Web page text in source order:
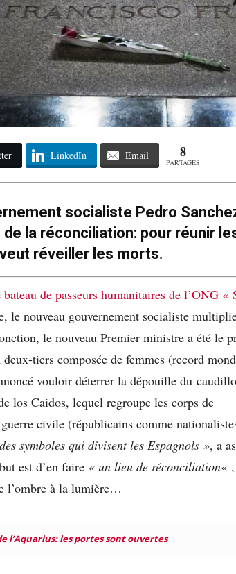
LinkedIn Email 8
PARTAGES
socialiste Pedro
la réconciliation: pour réunir
réveiller les morts.
bateau de passeurs humanitaires de l’ONG «
le nouveau gouvernement socialiste
le nouveau Premier ministre a été le
tiers composée de femmes (record
vouloir déterrer la dépouille du
los Caidos, lequel regroupe les corps de
civile (républicains comme
symboles qui divisent les Espagnols », a
est d’en faire « un lieu de réconciliation«
l’ombre à la lumière…
l’Aquarius: les portes sont ouvertes